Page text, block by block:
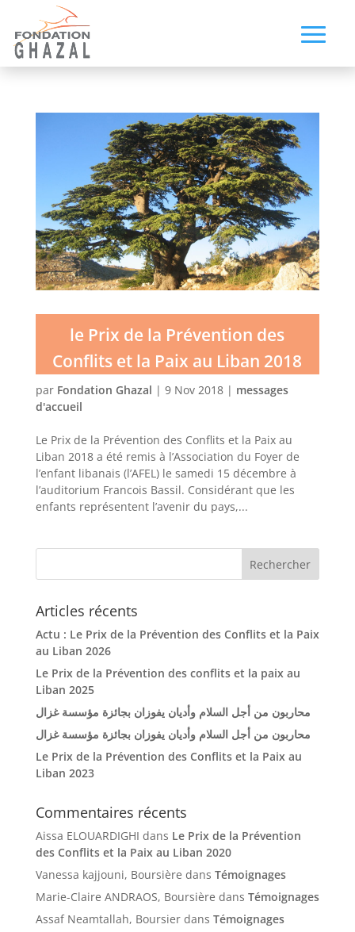
le Prix de la Prévention des
Conflits et la Paix au Liban 2018
par Fondation Ghazal | 9 Nov 2018| messages
d'accueil
Le Prix de la Prévention des Conflits et la Paix au
Liban 2018 a été remis à l’Association du Foyer de
l’enfant libanais (l’AFEL) le samedi 15 décembre à
l’auditorium Francois Bassil. Considérant que les
enfants représentent l’avenir du pays,...
Articles récents
Actu : Le Prix de la Prévention des Conflits et la Paix
au Liban 2026
Le Prix de la Prévention des conflits et la paix au
Liban 2025
محاربون من أجل السلام وأديان يفوزان بجائزة مؤسسة غزال
محاربون من أجل السلام وأديان يفوزان بجائزة مؤسسة غزال
Le Prix de la Prévention des Conflits et la Paix au
Liban 2023
Commentaires récents
Aissa ELOUARDIGHI dans Le Prix de la Prévention
des Conflits et la Paix au Liban 2020
Vanessa kajjouni, Boursière dans Témoignages
Marie-Claire ANDRAOS, Boursière dans Témoignages
Assaf Neamtallah, Boursierdans Témoignages